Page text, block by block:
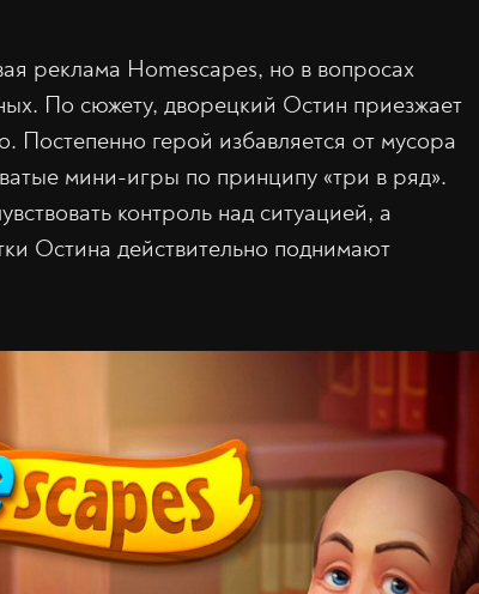
реклама Homescapes, но в вопросах
По сюжету, дворецкий Остин приезжает
Постепенно герой избавляется от мусора
мини-игры по принципу «три в ряд».
контроль над ситуацией, а
Остина действительно поднимают